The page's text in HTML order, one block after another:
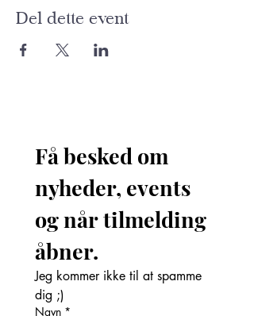
Del dette event
Få besked om
nyheder, events
og når tilmelding
Jeg kommer ikke til at spamme
dig ;)
Navn *